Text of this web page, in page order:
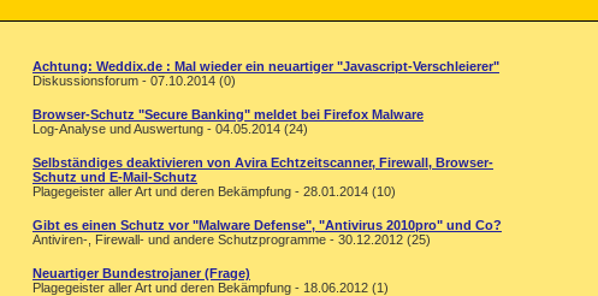
Achtung: Weddix.de : Mal wieder ein neuartiger "Javascript-Verschleierer"
Diskussionsforum - 07.10.2014 (0)
Browser-Schutz "Secure Banking" meldet bei Firefox Malware
Log-Analyse und Auswertung - 04.05.2014 (24)
Selbständiges deaktivieren von Avira Echtzeitscanner, Firewall, Browser-
Schutz und E-Mail-Schutz
Plagegeister aller Art und deren Bekämpfung - 28.01.2014 (10)
Gibt es einen Schutz vor "Malware Defense", "Antivirus 2010pro" und Co?
Antiviren-, Firewall- und andere Schutzprogramme - 30.12.2012 (25)
Neuartiger Bundestrojaner (Frage)
Plagegeister aller Art und deren Bekämpfung - 18.06.2012 (1)